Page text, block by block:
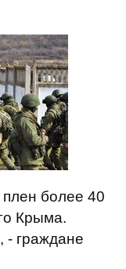
плен более 40
Крыма.
- граждане